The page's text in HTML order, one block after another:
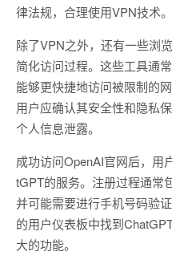
律法规，合理使用VPN技术。
除了VPN之外，还有一些浏
简化访问过程。这些工具通
能够更快捷地访问被限制的
用户应确认其安全性和隐私
个人信息泄露。
成功访问OpenAI官网后，用
tGPT的服务。注册过程通常
并可能需要进行手机号码验
的用户仪表板中找到
大的功能。